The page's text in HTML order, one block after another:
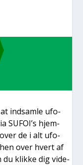
ind­sam­le ufo-
SUFOI’s hjem­
de i alt ufo-
over hvert af
du klik­ke dig vide­